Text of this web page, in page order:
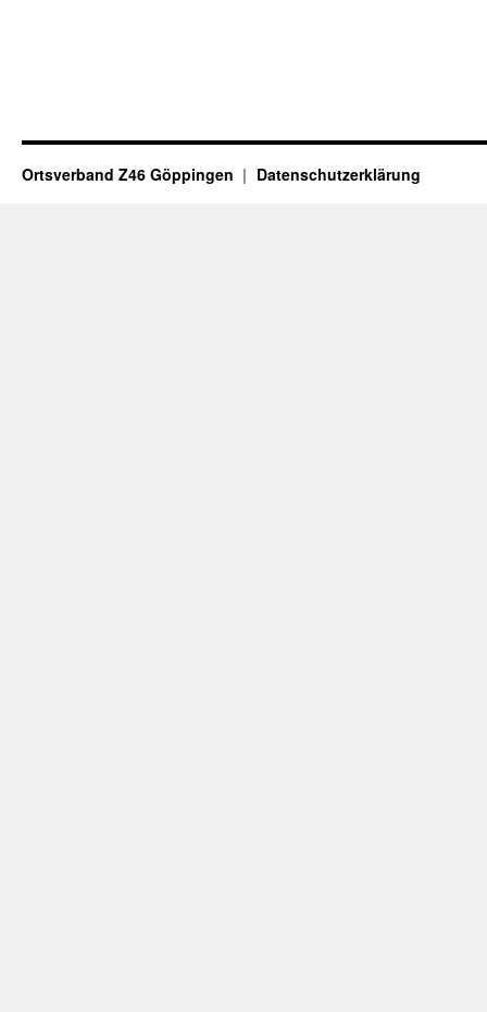
Ortsverband Z46 Göppingen Datenschutzerklärung